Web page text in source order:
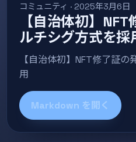
コミュニティ · 2025年3月6日
【自治体初】
ルチシグ方式を採
【自治体初】NFT修了証
用
Markdown を開く